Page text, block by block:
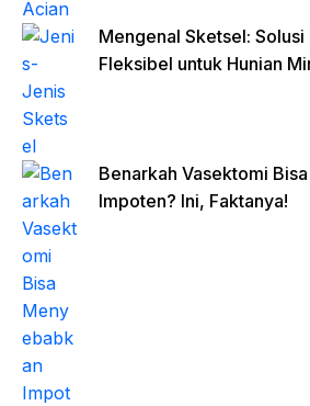
Mengenal Sketsel: Solusi
Fleksibel untuk Hunian
Benarkah Vasektomi
Impoten? Ini, Faktanya!